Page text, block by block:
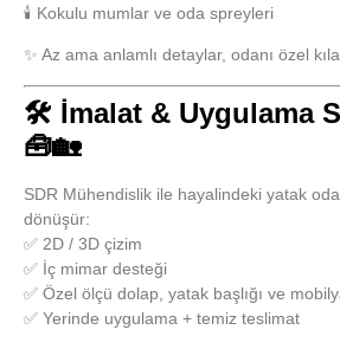
🕯️ Kokulu mumlar ve oda spreyleri
✨ Az ama anlamlı detaylar, odanı özel
🛠️ İmalat & Uygulama
🧰🏡
SDR Mühendislik ile hayalindeki yatak
dönüşür:
✅ 2D / 3D çizim
✅ İç mimar desteği
✅ Özel ölçü dolap, yatak başlığı ve
✅ Yerinde uygulama + temiz teslimat